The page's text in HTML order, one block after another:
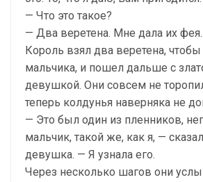
— Что это такое?
— Два веретена. Мне дала их фея.
Король взял два веретена,
мальчика, и пошел дальше с
девушкой. Они совсем не
теперь колдунья наверняка не
— Это был один из пленников,
мальчик, такой же, как я, —
девушка. — Я узнала его.
Через несколько шагов они